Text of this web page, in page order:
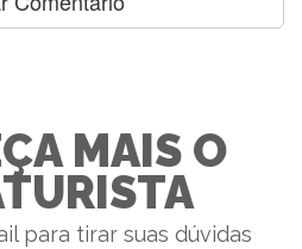
MAIS O
para tirar suas dúvidas